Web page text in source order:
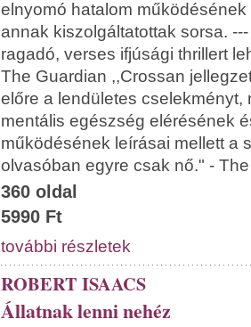
elnyomó hatalom
annak kiszolgáltatottak sorsa.
ragadó, verses ifjúsági thrillert
The Guardian ,,Crossan
előre a lendületes cselekményt,
mentális egészség elérésének
működésének leírásai mellett a
olvasóban egyre csak nő." -
360 oldal
5990 Ft
további részletek
ROBERT ISAACS
Állatnak lenni nehéz